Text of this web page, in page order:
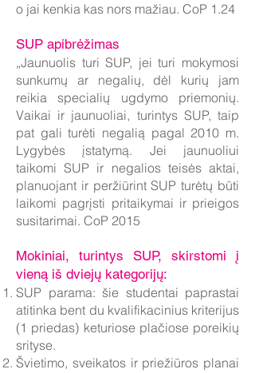
o jai kenkia kas nors mažiau. CoP 1.24
SUP apibrėžimas
„Jaunuolis turi SUP, jei turi mokymosi
sunkumų ar negalių, dėl kurių jam
reikia specialių ugdymo priemonių.
Vaikai ir jaunuoliai, turintys SUP, taip
pat gali turėti negalią pagal 2010 m.
Lygybės įstatymą. Jei jaunuoliui
taikomi SUP ir negalios teisės aktai,
planuojant ir peržiūrint SUP turėtų būti
laikomi pagrįsti pritaikymai ir prieigos
susitarimai. CoP 2015
Mokiniai, turintys SUP, skirstomi į
vieną iš dviejų kategorijų:
SUP parama: šie studentai paprastai
atitinka bent du kvalifikacinius kriterijus
(1 priedas) keturiose plačiose poreikių
srityse.
Švietimo, sveikatos ir priežiūros planai